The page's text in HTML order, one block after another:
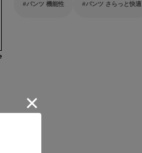
パンツ 機能性 パンツ さらっと快適